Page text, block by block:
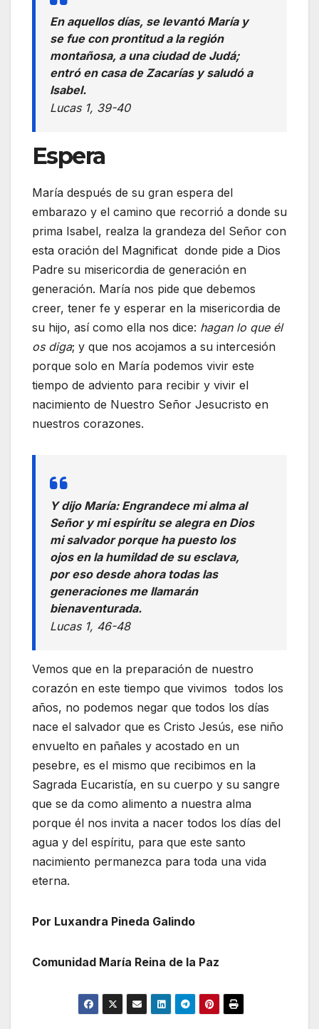
En aquellos días, se levantó María y
se fue con prontitud a la región
montañosa, a una ciudad de Judá;
entró en casa de Zacarías y saludó a
Isabel.
Lucas 1, 39-40
Espera
María después de su gran espera del
embarazo y el camino que recorrió a donde su
prima Isabel, realza la grandeza del Señor con
esta oración del Magnificat donde pide a Dios
Padre su misericordia de generación en
generación. María nos pide que debemos
creer, tener fe y esperar en la misericordia de
su hijo, así como ella nos dice: hagan lo que él
os diga; y que nos acojamos a su intercesión
porque solo en María podemos vivir este
tiempo de adviento para recibir y vivir el
nacimiento de Nuestro Señor Jesucristo en
nuestros corazones.
Y dijo María: Engrandece mi alma al
Señor y mi espíritu se alegra en Dios
mi salvador porque ha puesto los
ojos en la humildad de su esclava,
por eso desde ahora todas las
generaciones me llamarán
bienaventurada.
Lucas 1, 46-48
Vemos que en la preparación de nuestro
corazón en este tiempo que vivimos todos los
años, no podemos negar que todos los días
nace el salvador que es Cristo Jesús, ese niño
envuelto en pañales y acostado en un
pesebre, es el mismo que recibimos en la
Sagrada Eucaristía, en su cuerpo y su sangre
que se da como alimento a nuestra alma
porque él nos invita a nacer todos los días del
agua y del espíritu, para que este santo
nacimiento permanezca para toda una vida
eterna.
Por Luxandra Pineda Galindo
Comunidad María Reina de la Paz